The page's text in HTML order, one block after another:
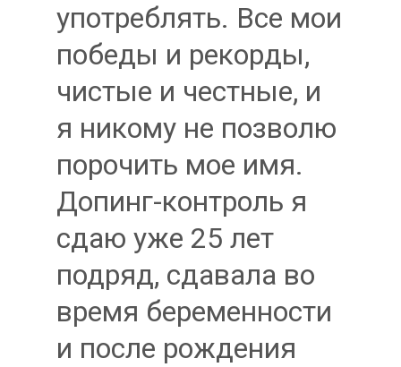
употреблять. Все мои
победы и рекорды,
чистые и честные, и
я никому не позволю
порочить мое имя.
Допинг-контроль я
сдаю уже 25 лет
подряд, сдавала во
время беременности
и после рождения